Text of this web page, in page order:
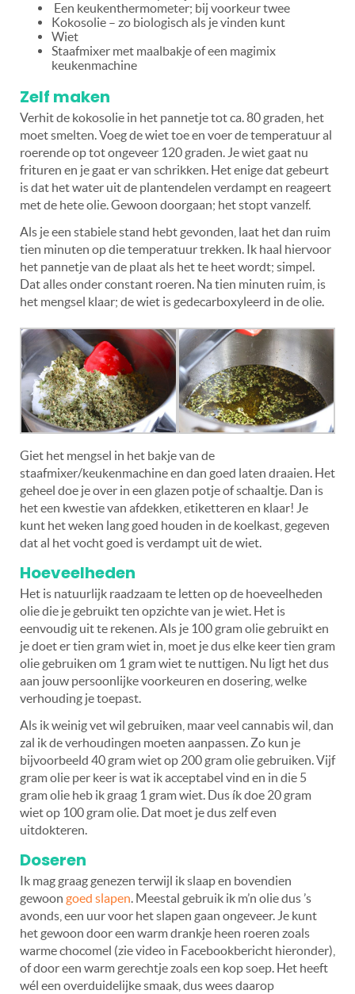
Een keukenthermometer; bij voorkeur twee
Kokosolie – zo biologisch als je vinden kunt
Wiet
Staafmixer met maalbakje of een magimix
keukenmachine
Zelf maken
Verhit de kokosolie in het pannetje tot ca. 80 graden, het
moet smelten. Voeg de wiet toe en voer de temperatuur al
roerende op tot ongeveer 120 graden. Je wiet gaat nu
frituren en je gaat er van schrikken. Het enige dat gebeurt
is dat het water uit de plantendelen verdampt en reageert
met de hete olie. Gewoon doorgaan; het stopt vanzelf.
Als je een stabiele stand hebt gevonden, laat het dan ruim
tien minuten op die temperatuur trekken. Ik haal hiervoor
het pannetje van de plaat als het te heet wordt; simpel.
Dat alles onder constant roeren. Na tien minuten ruim, is
het mengsel klaar; de wiet is gedecarboxyleerd in de olie.
Giet het mengsel in het bakje van de
staafmixer/keukenmachine en dan goed laten draaien. Het
geheel doe je over in een glazen potje of schaaltje. Dan is
het een kwestie van afdekken, etiketteren en klaar! Je
kunt het weken lang goed houden in de koelkast, gegeven
dat al het vocht goed is verdampt uit de wiet.
Hoeveelheden
Het is natuurlijk raadzaam te letten op de hoeveelheden
olie die je gebruikt ten opzichte van je wiet. Het is
eenvoudig uit te rekenen. Als je 100 gram olie gebruikt en
je doet er tien gram wiet in, moet je dus elke keer tien gram
olie gebruiken om 1 gram wiet te nuttigen. Nu ligt het dus
aan jouw persoonlijke voorkeuren en dosering, welke
verhouding je toepast.
Als ik weinig vet wil gebruiken, maar veel cannabis wil, dan
zal ik de verhoudingen moeten aanpassen. Zo kun je
bijvoorbeeld 40 gram wiet op 200 gram olie gebruiken. Vijf
gram olie per keer is wat ik acceptabel vind en in die 5
gram olie heb ik graag 1 gram wiet. Dus ík doe 20 gram
wiet op 100 gram olie. Dat moet je dus zelf even
uitdokteren.
Doseren
Ik mag graag genezen terwijl ik slaap en bovendien
gewoon goed slapen. Meestal gebruik ik m’n olie dus ’s
avonds, een uur voor het slapen gaan ongeveer. Je kunt
het gewoon door een warm drankje heen roeren zoals
warme chocomel (zie video in Facebookbericht hieronder),
of door een warm gerechtje zoals een kop soep. Het heeft
wél een overduidelijke smaak, dus wees daarop